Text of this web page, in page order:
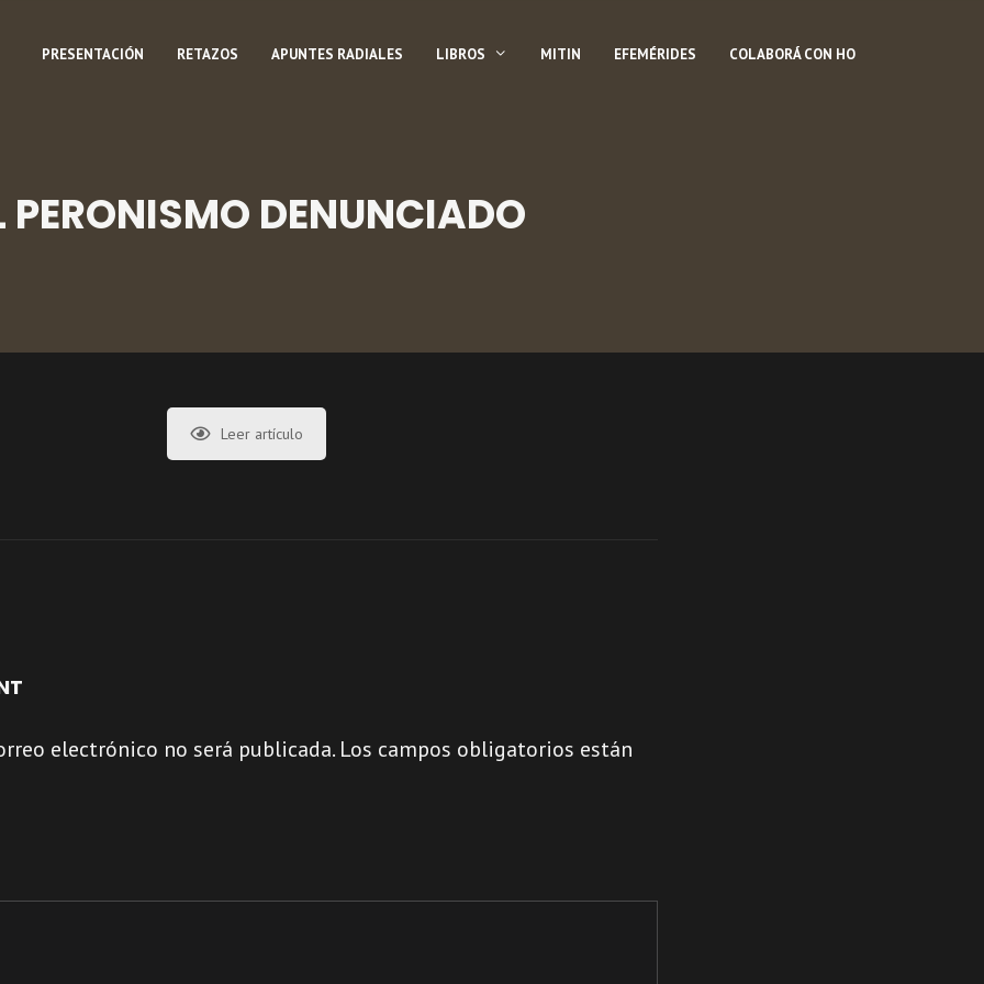
PRESENTACIÓN RETAZOS APUNTES RADIALES LIBROS MITIN EFEMÉRIDES COLABORÁ CON HO
PERONISMO DENUNCIADO
Leer artículo
electrónico no será publicada. Los campos obligatorios están